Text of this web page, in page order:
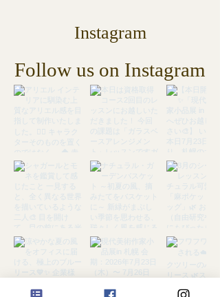
Instagram
Follow us on Instagram